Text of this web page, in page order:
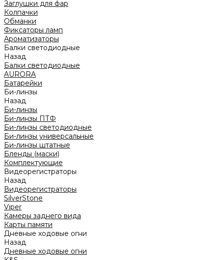
Заглушки для фар
Колпачки
Обманки
Фиксаторы ламп
Ароматизаторы
Балки светодиодные
Назад
Балки светодиодные
AURORA
Батарейки
Би-линзы
Назад
Би-линзы
Би-линзы ПТФ
Би-линзы светодиодные
Би-линзы универсальные
Би-линзы штатные
Бленды (маски)
Комплектующие
Видеорегистраторы
Назад
Видеорегистраторы
SilverStone
Viper
Камеры заднего вида
Карты памяти
Дневные ходовые огни
Назад
Дневные ходовые огни